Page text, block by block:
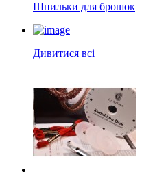
Шпильки для брошок
Дивитися всі